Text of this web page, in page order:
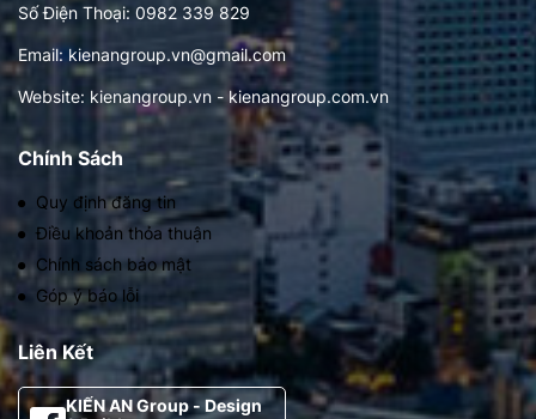
Số Điện Thoại: 0982 339 829
Email: kienangroup.vn@gmail.com
Website: kienangroup.vn - kienangroup.com.vn
Chính Sách
Quy định đăng tin
Điều khoản thỏa thuận
Chính sách bảo mật
Góp ý báo lỗi
Liên Kết
KIẾN AN Group - Design